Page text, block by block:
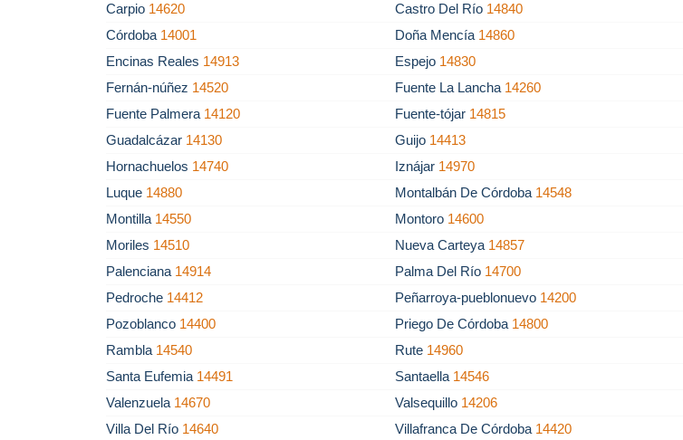
Carpio 14620 Castro Del Río 14840
Córdoba 14001 Doña Mencía 14860
Encinas Reales 14913 Espejo 14830
Fernán-núñez 14520 Fuente La Lancha 14260
Fuente Palmera 14120 Fuente-tójar 14815
Guadalcázar 14130 Guijo 14413
Hornachuelos 14740 Iznájar 14970
Luque 14880 Montalbán De Córdoba 14548
Montilla 14550 Montoro 14600
Moriles 14510 Nueva Carteya 14857
Palenciana 14914 Palma Del Río 14700
Pedroche 14412 Peñarroya-pueblonuevo 14200
Pozoblanco 14400 Priego De Córdoba 14800
Rambla 14540 Rute 14960
Santa Eufemia 14491 Santaella 14546
Valenzuela 14670 Valsequillo 14206
Villa Del Río 14640 Villafranca De Córdoba 14420